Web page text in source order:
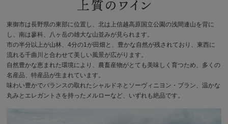
東御市は長野県の東部に位置し、北は上信越高原国立公園の浅間連山を背に
し、南は蓼科、八ヶ岳の雄大な山並みが見られます。
市の半分以上が山林、4分の1が田畑と、豊かな自然が残されており、東西に
流れる千曲川と合わせて美しい風景が広がります。
自然豊かな恵まれた環境により、農畜産物がとても美味しく育つため、多くの
名産品、特産品が生まれています。
味わい豊かでバランスの取れたシャルドネとソーヴィニヨン・ブラン、温かな
丸みとエレガントさを持ったメルローなど、いずれも絶品です。